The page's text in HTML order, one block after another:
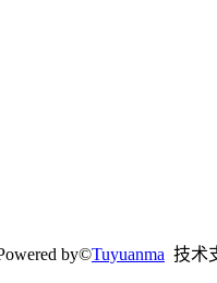
by©Tuyuanma 技术